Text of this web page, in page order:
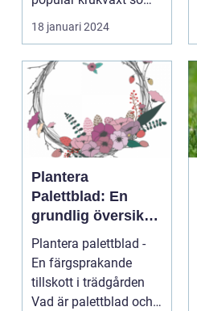
blivit allt mer eftertra...
18 januari 2024
Plantera
Palettblad: En
grundlig översikt
och presentation
Plantera palettblad -
En färgsprakande
tillskott i trädgården
Vad är palettblad och